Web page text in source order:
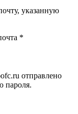
указанную
*
отправлено
пароля.